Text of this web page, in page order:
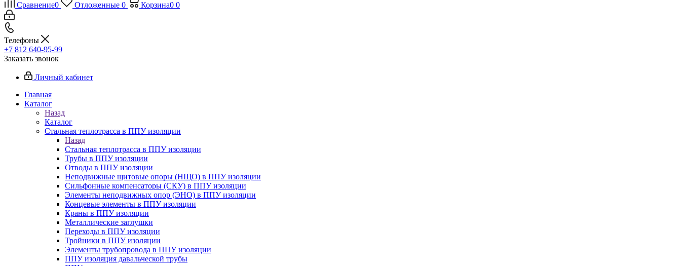
Сравнение0 Отложенные 0 Корзина0 0
Телефоны
+7 812 640-95-99
Заказать звонок
Личный кабинет
Главная
Каталог
Назад
Каталог
Стальная теплотрасса в ППУ изоляции
Назад
Стальная теплотрасса в ППУ изоляции
Трубы в ППУ изоляции
Отводы в ППУ изоляции
Неподвижные щитовые опоры (НЩО) в ППУ изоляции
Cильфонные компенсаторы (СКУ) в ППУ изоляции
Элементы неподвижных опор (ЭНО) в ППУ изоляции
Концевые элементы в ППУ изоляции
Краны в ППУ изоляции
Металлические заглушки
Переходы в ППУ изоляции
Тройники в ППУ изоляции
Элементы трубопровода в ППУ изоляции
ППУ изоляция давальческой трубы